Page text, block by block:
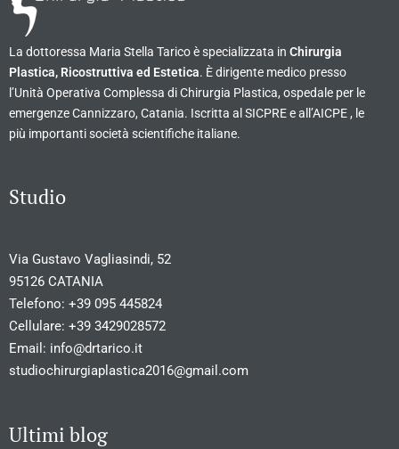
La dottoressa Maria Stella Tarico è specializzata in Chirurgia
Plastica, Ricostruttiva ed Estetica. È dirigente medico presso
l’Unità Operativa Complessa di Chirurgia Plastica, ospedale per le
emergenze Cannizzaro, Catania. Iscritta al SICPRE e all’AICPE , le
più importanti società scientifiche italiane.
Studio
Via Gustavo Vagliasindi, 52
95126 CATANIA
Telefono: +39 095 445824
Cellulare: +39 3429028572
Email: info@drtarico.it
studiochirurgiaplastica2016@gmail.com
Ultimi blog